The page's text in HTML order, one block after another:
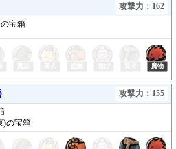
攻撃力：162
宝箱
攻撃力：155
)の宝箱